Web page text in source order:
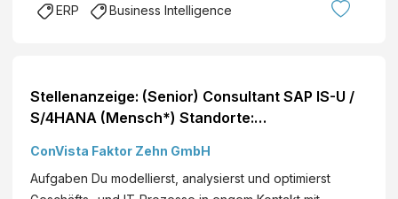
ERP Business Intelligence
Stellenanzeige: (Senior) Consultant SAP IS-U /
S/4HANA (Mensch*) Standorte:
ConVista Faktor Zehn GmbH
Aufgaben Du modellierst, analysierst und optimierst